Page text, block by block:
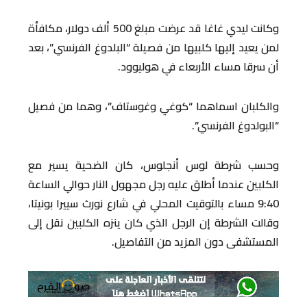
وكانت ليدي غاغا قد عرضت مبلغ 500 ألف دولار، مكافأة
لمن يعيد إليها كلبيها من فصيلة “البلدوغ الفرنسي”، بعد
أن سرقا مساء الأربعاء في هوليوود.
والكلبان اسماهما “كوغي وغوستاف”، وهما من فصيل
“البولدوغ الفرنسي”.
وحسب شرطة لوس أنجلوس، كان الضحية يسير مع
الكلبين عندما أطلق عليه رجل مجهول النار حوالي الساعة
9:40 مساء بالتوقيت المحلي في شارع نورث سييرا بونيتا،
وقالت الشرطة إن الرجل الذي كان ينزه الكلبين نقل إلى
المستشفى دون المزيد من التفاصيل.